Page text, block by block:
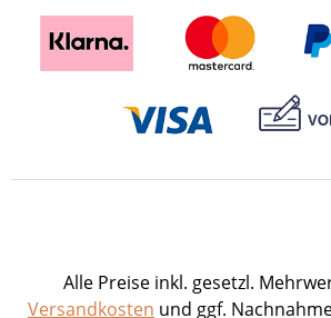
Alle Preise inkl. gesetzl.
Versandkosten und ggf.